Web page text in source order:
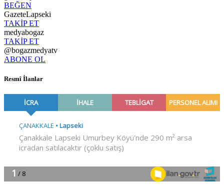
BEĞEN
GazeteLapseki
TAKİP ET
medyabogaz
TAKİP ET
@bogazmedyatv
ABONE OL
Resmî İlanlar